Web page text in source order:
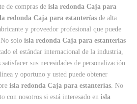
de compras de isla redonda Caja para
redonda Caja para estanterías de alta
y proveedor profesional que puede
No solo isla redonda Caja para estanterías
el estándar internacional de la industria,
sus necesidades de personalización.
y oportuno y usted puede obtener
isla redonda Caja para estanterías. No
con nosotros si está interesado en isla